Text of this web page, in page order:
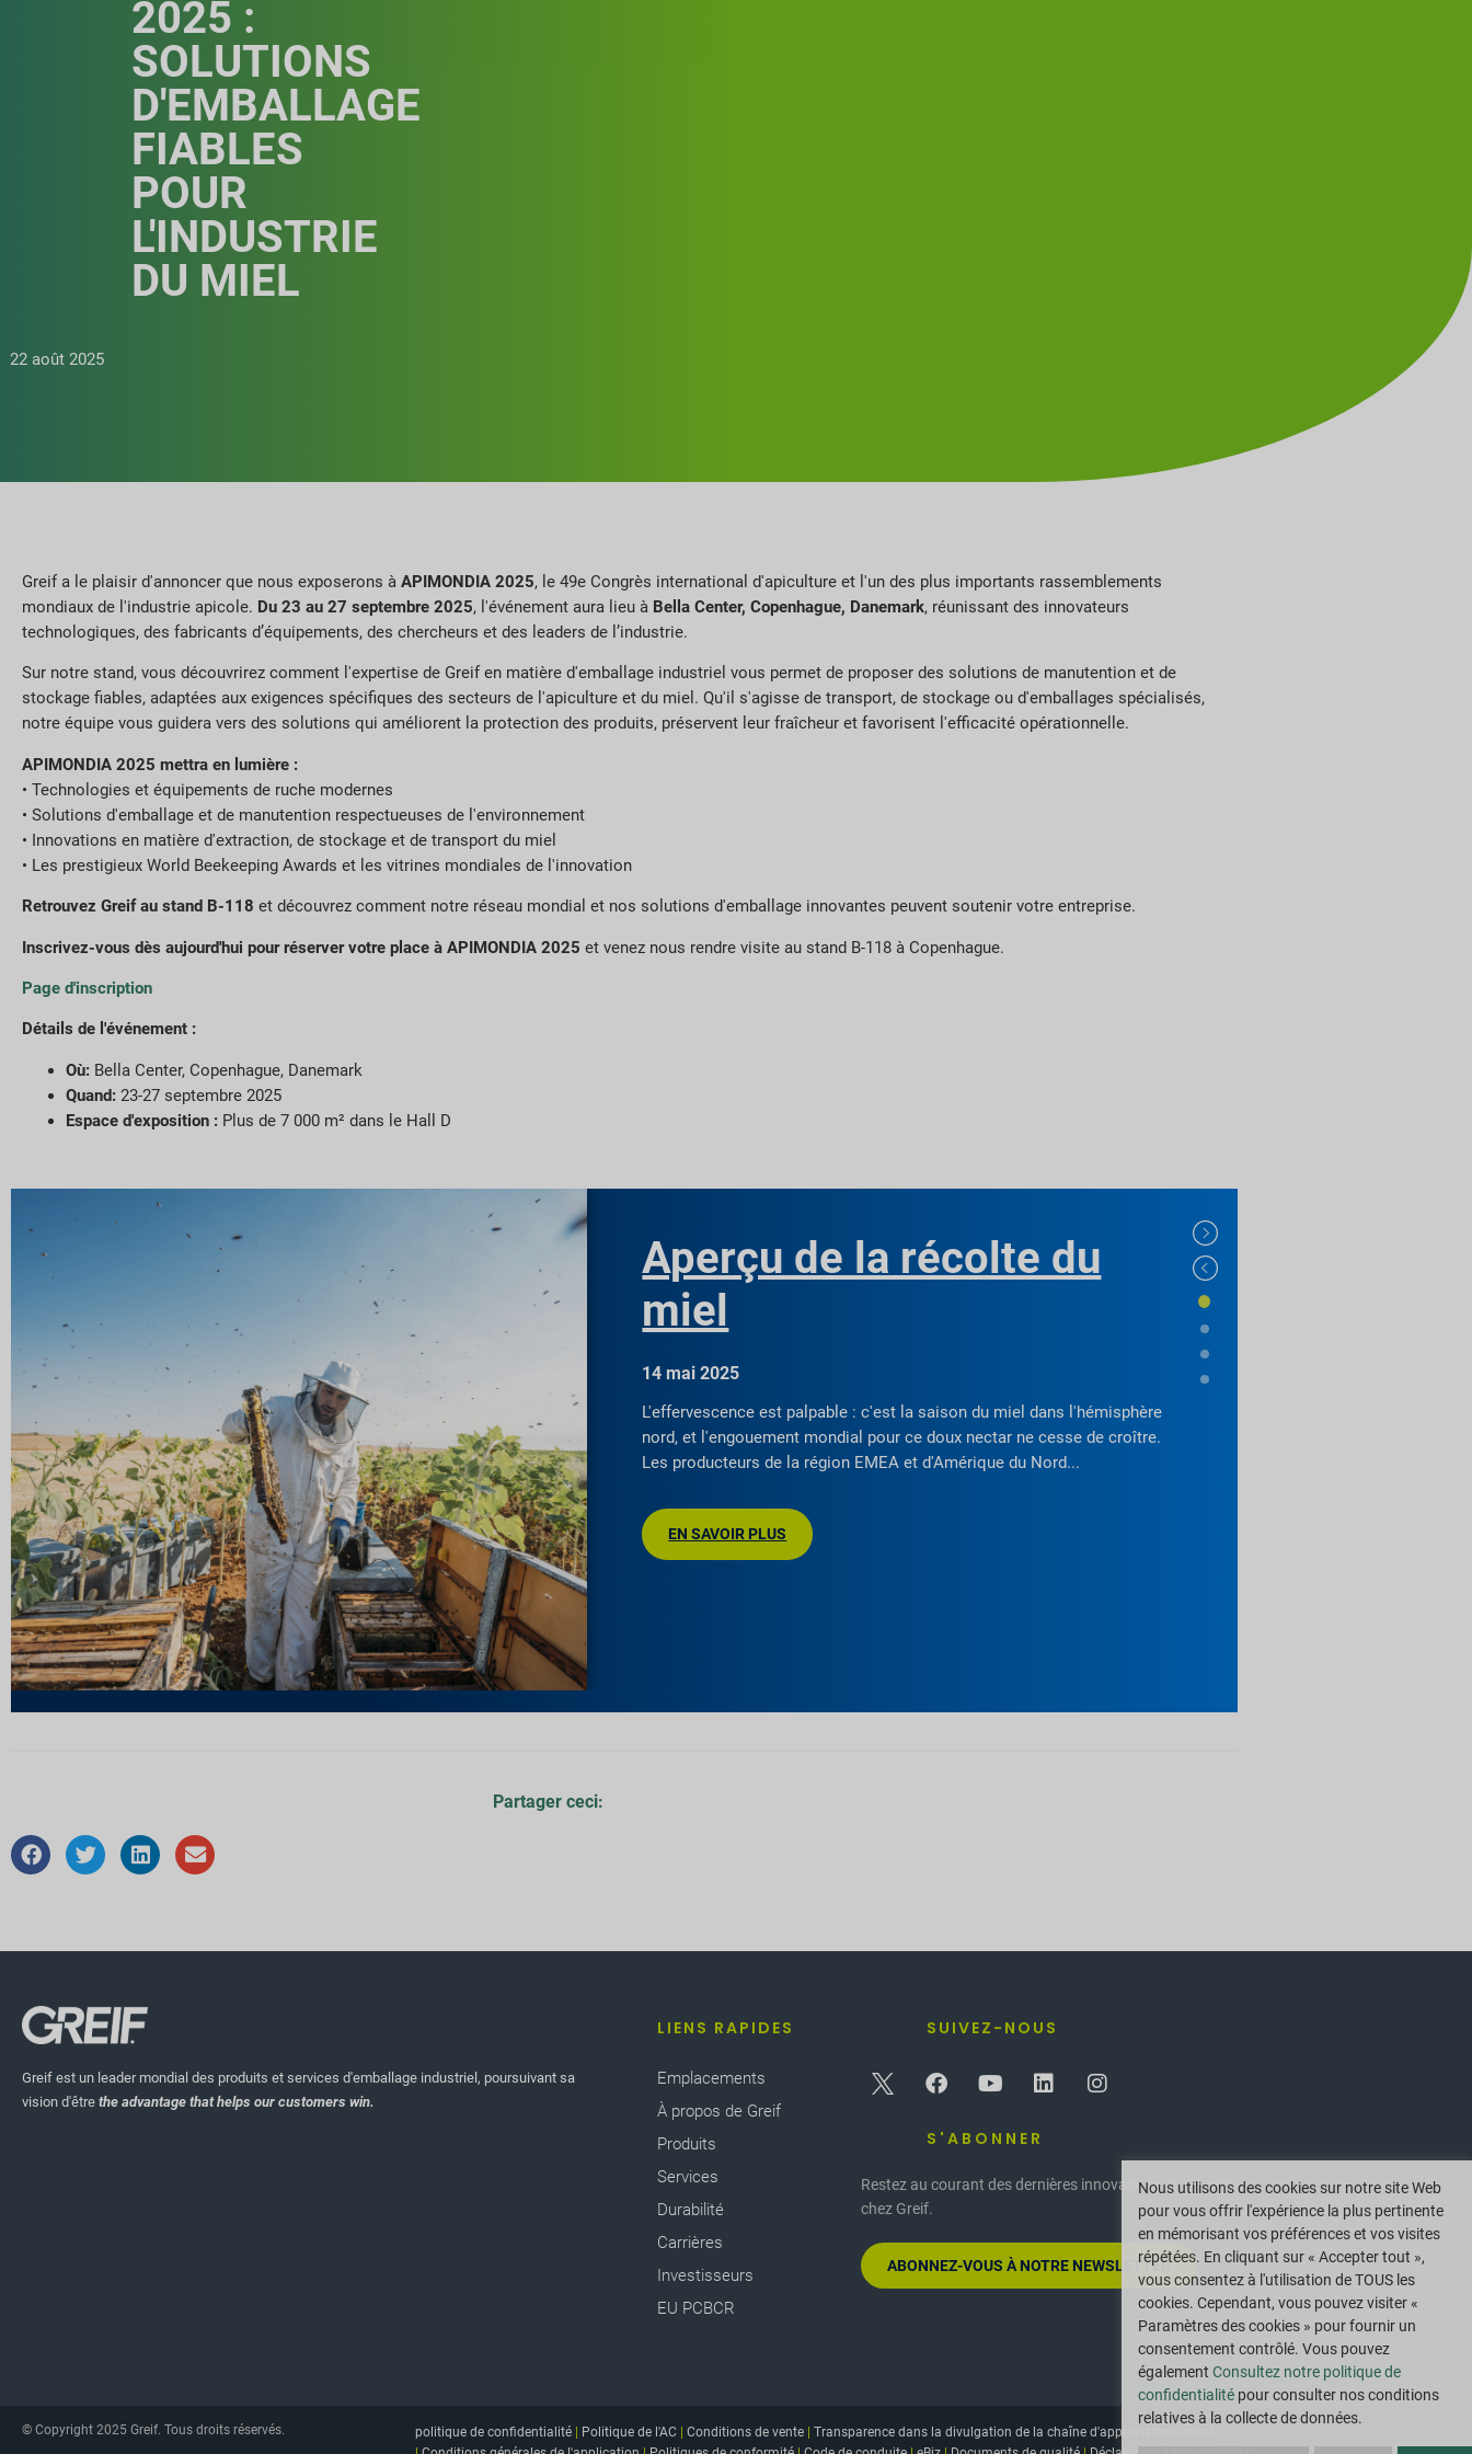
2025 :
SOLUTIONS
D'EMBALLAGE
FIABLES
POUR
L'INDUSTRIE
DU MIEL
22 août 2025
Greif a le plaisir d'annoncer que nous exposerons à APIMONDIA 2025, le 49e Congrès international d'apiculture et l'un des plus importants rassemblements
mondiaux de l'industrie apicole. Du 23 au 27 septembre 2025, l'événement aura lieu à Bella Center, Copenhague, Danemark, réunissant des innovateurs
technologiques, des fabricants d’équipements, des chercheurs et des leaders de l’industrie.
Sur notre stand, vous découvrirez comment l'expertise de Greif en matière d'emballage industriel vous permet de proposer des solutions de manutention et de
stockage fiables, adaptées aux exigences spécifiques des secteurs de l'apiculture et du miel. Qu'il s'agisse de transport, de stockage ou d'emballages spécialisés,
notre équipe vous guidera vers des solutions qui améliorent la protection des produits, préservent leur fraîcheur et favorisent l'efficacité opérationnelle.
APIMONDIA 2025 mettra en lumière :
• Technologies et équipements de ruche modernes
• Solutions d'emballage et de manutention respectueuses de l'environnement
• Innovations en matière d'extraction, de stockage et de transport du miel
• Les prestigieux World Beekeeping Awards et les vitrines mondiales de l'innovation
Retrouvez Greif au stand B-118 et découvrez comment notre réseau mondial et nos solutions d'emballage innovantes peuvent soutenir votre entreprise.
Inscrivez-vous dès aujourd'hui pour réserver votre place à APIMONDIA 2025 et venez nous rendre visite au stand B-118 à Copenhague.
Page d'inscription
Détails de l'événement :
Où: Bella Center, Copenhague, Danemark
Quand: 23-27 septembre 2025
Espace d'exposition : Plus de 7 000 m² dans le Hall D
Aperçu de la récolte du
miel
14 mai 2025
L'effervescence est palpable : c'est la saison du miel dans l'hémisphère
nord, et l'engouement mondial pour ce doux nectar ne cesse de croître.
Les producteurs de la région EMEA et d'Amérique du Nord
EN SAVOIR PLUS
Partager ceci:
Greif est un leader mondial des produits et services d'emballage industriel, poursuivant sa
vision d'être the advantage that helps our customers win.
LIENS RAPIDES
Emplacements
À propos de Greif
Produits
Services
Durabilité
Carrières
Investisseurs
EU PCBCR
SUIVEZ-NOUS
S'ABONNER
Restez au courant des dernières innovations et actualités
chez Greif.
ABONNEZ-VOUS À NOTRE NEWSLETTER
© Copyright 2025 Greif. Tous droits réservés. politique de confidentialité| Politique de l'AC Conditions de vente| Transparence dans la divulgation de la chaîne d'approvisionnement
Nous utilisons des cookies sur notre site Web
pour vous offrir l'expérience la plus pertinente
en mémorisant vos préférences et vos visites
répétées. En cliquant sur « Accepter tout »,
vous consentez à l'utilisation de TOUS les
cookies. Cependant, vous pouvez visiter «
Paramètres des cookies » pour fournir un
consentement contrôlé. Vous pouvez
également Consultez notre politique de
confidentialité pour consulter nos conditions
relatives à la collecte de données.